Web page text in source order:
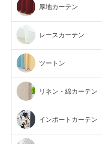
厚地カーテン
レースカーテン
ツートン
リネン・綿カーテン
インポートカーテン